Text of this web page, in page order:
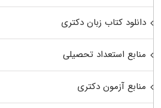
دانلود کتاب زبان دکتری
منابع استعداد تحصیلی
منابع آزمون دکتری